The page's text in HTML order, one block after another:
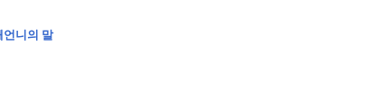
언니의 말